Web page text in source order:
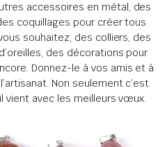
accessoires en métal, des
coquillages pour créer tous
souhaitez, des colliers, des
des décorations pour
Donnez-le à vos amis et à
Non seulement c’est
vient avec les meilleurs vœux.